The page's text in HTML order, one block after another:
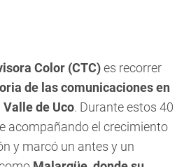
Color (CTC)es recorrer
de las comunicaciones en
de Uco. Durante estos 40
acompañando el crecimiento
y marcó un antes y un